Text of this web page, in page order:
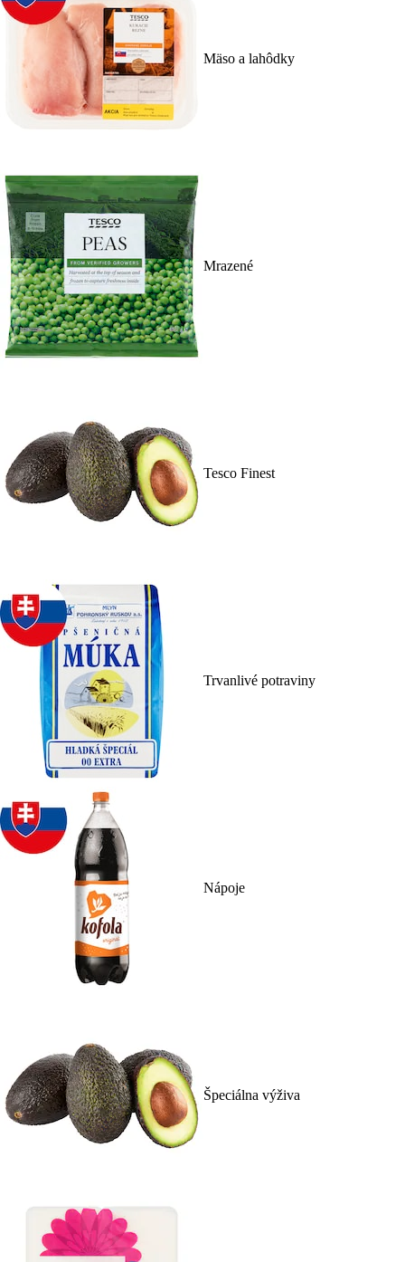
Mäso a lahôdky
Mrazené
Tesco Finest
Trvanlivé potraviny
Nápoje
Špeciálna výživa